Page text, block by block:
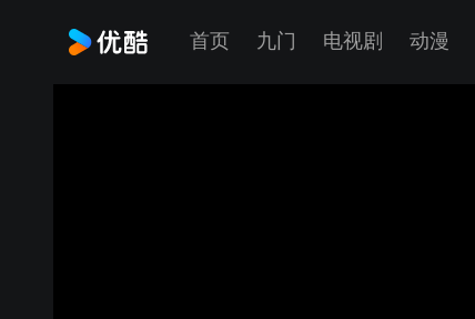
首页 九门 电视剧 动漫